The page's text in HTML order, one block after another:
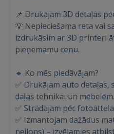
📌 Drukājam 3D detaļas
💡 Nepieciešama reta vai
izdrukāsim ar 3D printeri
pieņemamu cenu.
🔹 Ko mēs piedāvājam?
✅ Drukājam auto detaļas,
daļas tehnikai un mēbelēm.
✅ Strādājam pēc
✅ Izmantojam dažādus
neilons) – izvēlamies